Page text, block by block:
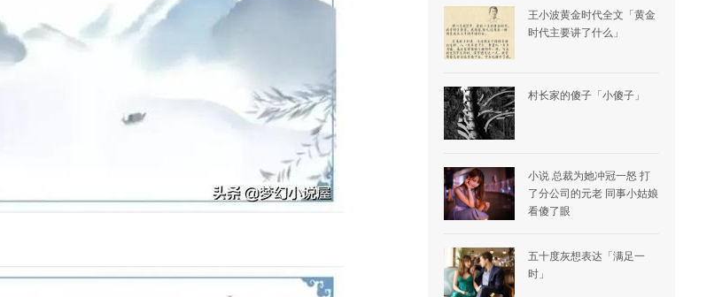
王小波黄金时代全文「黄金
时代主要讲了什么」
村长家的傻子「小傻子」
小说 总裁为她冲冠一怒 打
了分公司的元老 同事小姑娘
看傻了眼
五十度灰想表达「满足一
时」